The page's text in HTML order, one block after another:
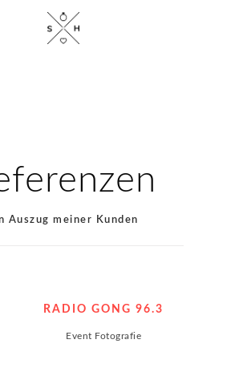
Auszug meiner Kunden
RADIO GONG 96.3
Event Fotografie